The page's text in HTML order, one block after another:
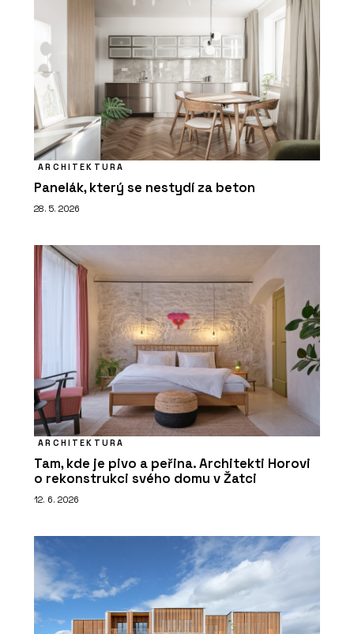
ARCHITEKTURA
Panelák, který se nestydí za beton
28. 5. 2026
ARCHITEKTURA
Tam, kde je pivo a peřina. Architekti Horovi
o rekonstrukci svého domu v Žatci
12. 6. 2026